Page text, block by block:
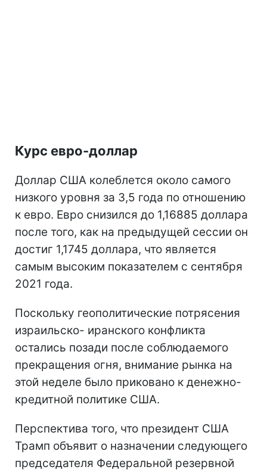
Курс евро-доллар
Доллар США колеблется около самого
низкого уровня за 3,5 года по отношению
к евро. Евро снизился до 1,16885 доллара
после того, как на предыдущей сессии он
достиг 1,1745 доллара, что является
самым высоким показателем с сентября
2021 года.
Поскольку геополитические потрясения
израильско- иранского конфликта
остались позади после соблюдаемого
прекращения огня, внимание рынка на
этой неделе было приковано к денежно-
кредитной политике США.
Перспектива того, что президент США
Трамп объявит о назначении следующего
председателя Федеральной резервной